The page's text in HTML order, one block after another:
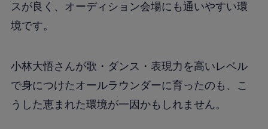
スが良く、オーディション会場にも通いやすい環
境です。
小林大悟さんが歌・ダンス・表現力を高いレベル
で身につけたオールラウンダーに育ったのも、こ
うした恵まれた環境が一因かもしれません。